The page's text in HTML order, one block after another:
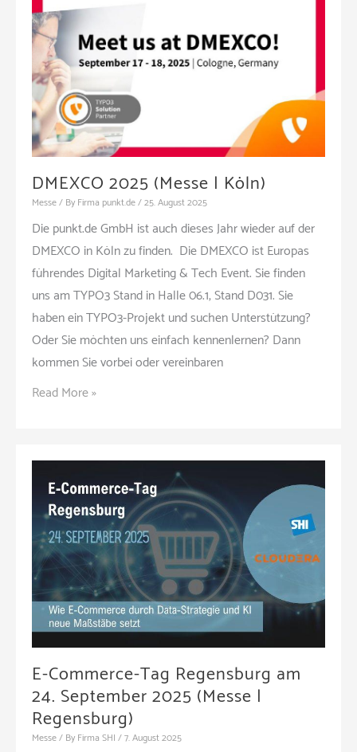
(Vortrag
|
Hannover)
DMEXCO 2025 (Messe | Köln)
Messe/ By Firma punkt.de/25. August 2025
Die punkt.de GmbH ist auch dieses Jahr wieder auf der
DMEXCO in Köln zu finden. Die DMEXCO ist Europas
führendes Digital Marketing & Tech Event. Sie finden
uns am TYPO3 Stand in Halle 06.1, Stand D031. Sie
haben ein TYPO3-Projekt und suchen Unterstützung?
Oder Sie möchten uns einfach kennenlernen? Dann
kommen Sie vorbei oder vereinbaren
DMEXCO
|
Köln)
Read More »
E-Commerce-Tag Regensburg am
24. September 2025 (Messe |
Regensburg)
Messe/ By Firma SHI /7. August 2025